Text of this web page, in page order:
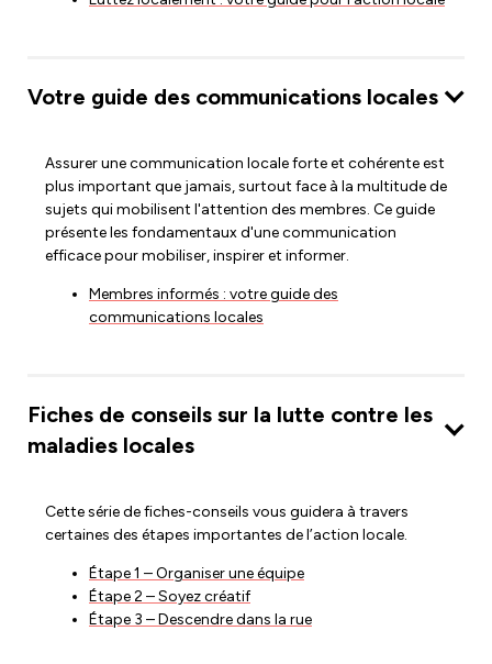
Votre guide des communications locales
Assurer une communication locale forte et cohérente est
plus important que jamais, surtout face à la multitude de
sujets qui mobilisent l'attention des membres. Ce guide
présente les fondamentaux d'une communication
efficace pour mobiliser, inspirer et informer.
Membres informés : votre guide des
communications locales
Fiches de conseils sur la lutte contre les
maladies locales
Cette série de fiches-conseils vous guidera à travers
certaines des étapes importantes de l’action locale.
Étape 1 – Organiser une équipe
Étape 2 – Soyez créatif
Étape 3 – Descendre dans la rue